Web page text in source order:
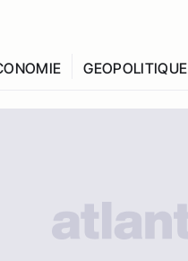
GEOPOLITIQUE